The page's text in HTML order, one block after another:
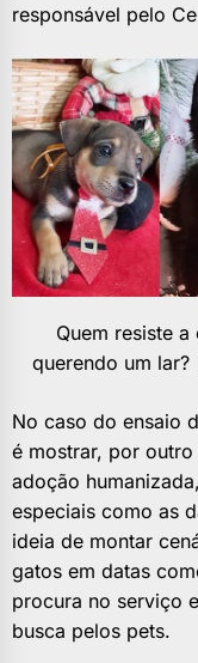
responsável pelo
Quem resiste
querendo um
No caso do ensaio
é mostrar, por
adoção
especiais como as
ideia de montar
gatos em datas
procura no serviço
busca pelos pets.